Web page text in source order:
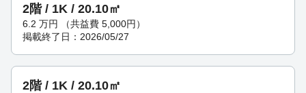
2階 / 1K / 20.10㎡
6.2 万円 （共益費 5,000円）
掲載終了日：2026/05/27
2階 / 1K / 20.10㎡